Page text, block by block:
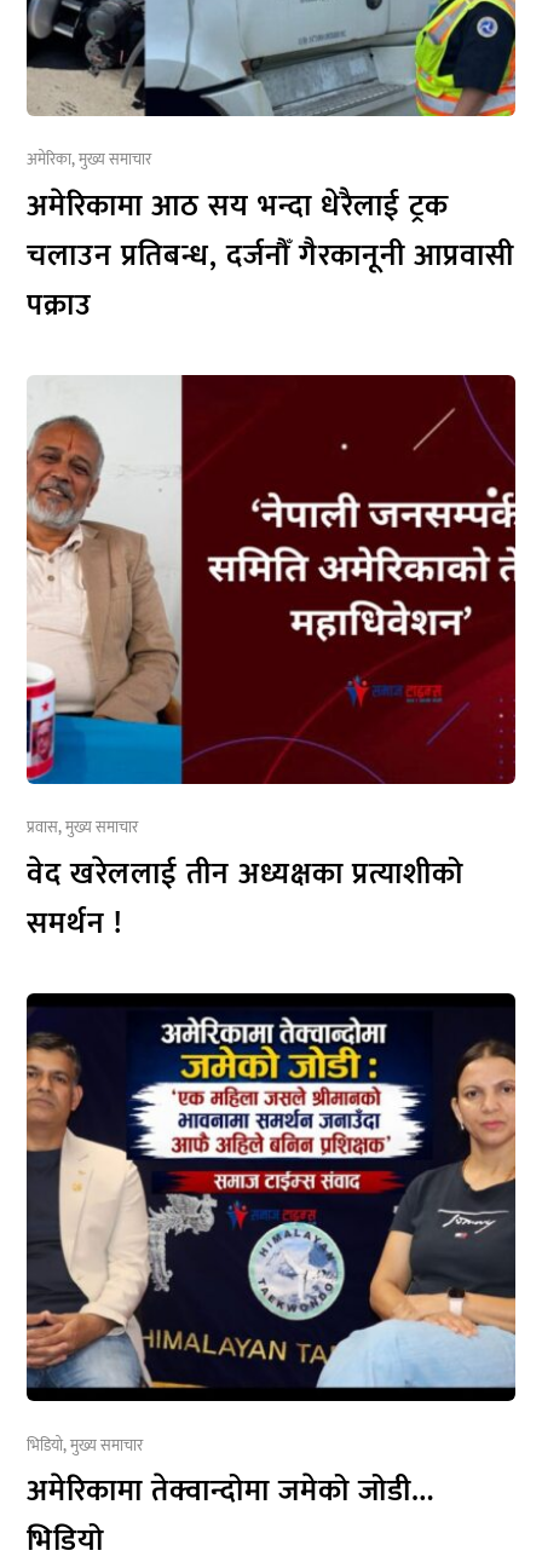
अमेरिका,मुख्य समाचार
अमेरिकामा आठ सय भन्दा धेरैलाई ट्रक
चलाउन प्रतिबन्ध, दर्जनौँ गैरकानूनी आप्रवासी
पक्राउ
प्रवास,मुख्य समाचार
वेद खरेललाई तीन अध्यक्षका प्रत्याशीको
समर्थन !
भिडियो,मुख्य समाचार
अमेरिकामा तेक्वान्दोमा जमेको जोडी…
भिडियो